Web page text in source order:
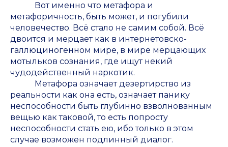
Вот именно что метафора и
метафоричность, быть может, и погубили
человечество. Всё стало не самим собой. Всё
двоится и мерцает как в интернетовско-
галлюциногенном мире, в мире мерцающих
мотыльков сознания, где ищут некий
чудодейственный наркотик.
Метафора означает дезертирство из
реальности как она есть, означает панику
неспособности быть глубинно взволнованным
вещью как таковой, то есть попросту
неспособности стать ею, ибо только в этом
случае возможен подлинный диалог.